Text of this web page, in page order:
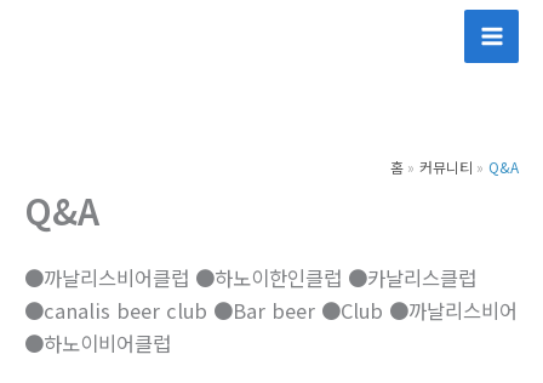
홈 커뮤니티 Q&A
Q&A
●까날리스비어클럽 ●하노이한인클럽 ●‍‍카날리스클럽
●‍canalis beer club ●Bar beer ●‍‍Club ‍‍●까날리스비어
‍‍●하노이비어클럽